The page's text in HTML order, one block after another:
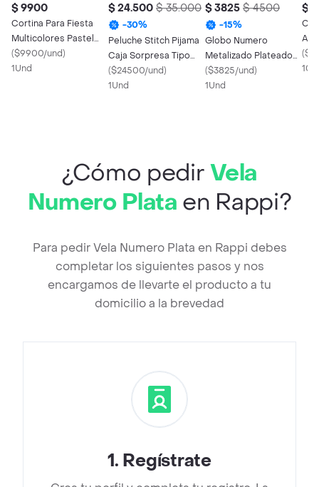
$ 9900
Cortina Para Fiesta
Multicolores Pastel
Degrade
($9900/und)
1Und
$ 24.500 $ 35.000
-30%
Peluche Stitch Pijama
Caja Sorpresa Tipo
Llavero
($24500/und)
1Und
$ 3825 $ 4500
-15%
Globo Numero
Metalizado Plateado
16 Pulgadas
($3825/und)
1Und
$
(
10m
¿Cómo pedirVela
Numero Plata en Rappi?
Para pedir Vela Numero Plata en Rappi debes
completar los siguientes pasos y nos
encargamos de llevarte el producto a tu
domicilio a la brevedad
1. Regístrate